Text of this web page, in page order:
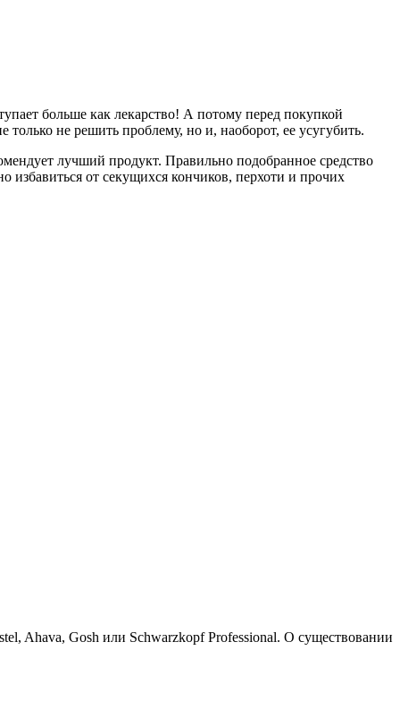
больше как лекарство! А потому перед покупкой
не решить проблему, но и, наоборот, ее усугубить.
лучший продукт. Правильно подобранное средство
от секущихся кончиков, перхоти и прочих
Ahava, Gosh или Schwarzkopf Professional. О существовании